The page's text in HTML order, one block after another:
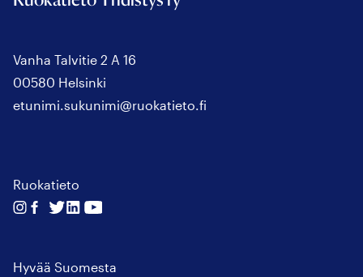
Vanha Talvitie 2 A 16
00580 Helsinki
etunimi.sukunimi@ruokatieto.fi
Ruokatieto
Seuraa
Seuraa
Seuraa
SeuraaSeuraa
Hyvää Suomesta